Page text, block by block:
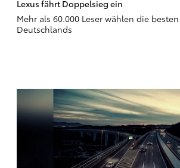
Lexus fährt Doppelsieg ein
Mehr als 60.000 Leser wählen die
Deutschlands